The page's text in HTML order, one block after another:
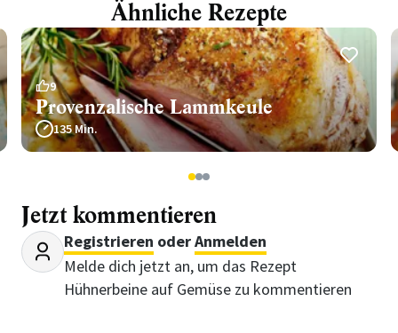
Ähnliche Rezepte
9
Provenzalische Lammkeule
135 Min.
123
Jetzt kommentieren
Registrieren oderAnmelden
Melde dich jetzt an, um das Rezept
Hühnerbeine auf Gemüse zu kommentieren